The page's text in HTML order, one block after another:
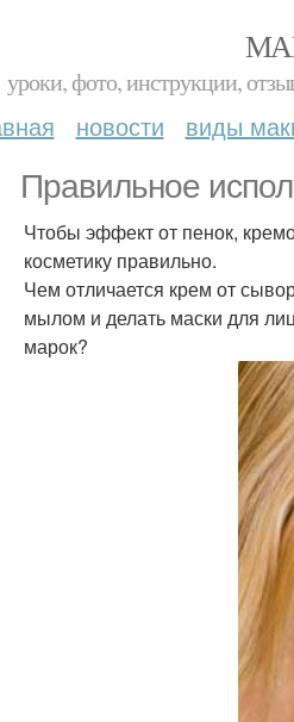
уроки, фото, инструкции,
новости виды
Правильное
Чтобы эффект от пенок,
косметику правильно.
Чем отличается крем от
мылом и делать маски для
марок?